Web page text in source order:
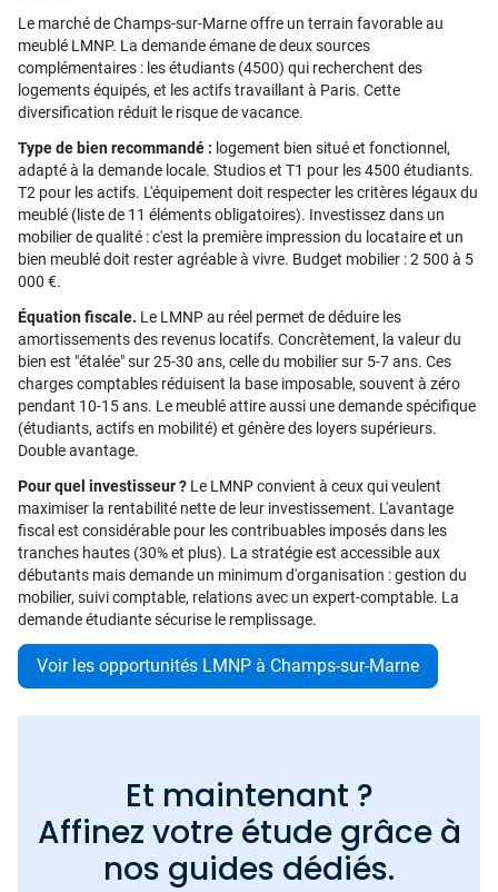
Le marché de Champs-sur-Marne offre un terrain favorable au
meublé LMNP. La demande émane de deux sources
complémentaires : les étudiants (4500) qui recherchent des
logements équipés, et les actifs travaillant à Paris. Cette
diversification réduit le risque de vacance.
Type de bien recommandé : logement bien situé et fonctionnel,
adapté à la demande locale. Studios et T1 pour les 4500 étudiants.
T2 pour les actifs. L'équipement doit respecter les critères légaux du
meublé (liste de 11 éléments obligatoires). Investissez dans un
mobilier de qualité : c'est la première impression du locataire et un
bien meublé doit rester agréable à vivre. Budget mobilier : 2 500 à 5
000 €.
Équation fiscale. Le LMNP au réel permet de déduire les
amortissements des revenus locatifs. Concrètement, la valeur du
bien est "étalée" sur 25-30 ans, celle du mobilier sur 5-7 ans. Ces
charges comptables réduisent la base imposable, souvent à zéro
pendant 10-15 ans. Le meublé attire aussi une demande spécifique
(étudiants, actifs en mobilité) et génère des loyers supérieurs.
Double avantage.
Pour quel investisseur ? Le LMNP convient à ceux qui veulent
maximiser la rentabilité nette de leur investissement. L'avantage
fiscal est considérable pour les contribuables imposés dans les
tranches hautes (30% et plus). La stratégie est accessible aux
débutants mais demande un minimum d'organisation : gestion du
mobilier, suivi comptable, relations avec un expert-comptable. La
demande étudiante sécurise le remplissage.
Voir les opportunités LMNP à Champs-sur-Marne
Et maintenant ?
Affinez votre étude grâce à
nos guides dédiés.